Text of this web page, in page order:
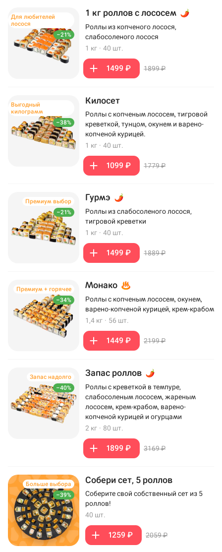
–21%
Для любителей
лосося
1 кг роллов с лососем
Роллы из копченого лосося,
слабосоленого лосося
1 кг · 40 шт.
1499 ₽ 1899 ₽
–38%
Выгодный
килограмм
Килосет
Роллы с копченым лососем, тигровой
креветкой, тунцом, окунем и варено-
копченой курицей.
1 кг · 40 шт.
1099 ₽ 1779 ₽
–21%
Премиум выбор Гурмэ
Роллы из слабосоленого лосося,
тигровой креветки
1 кг · 40 шт.
1499 ₽ 1889 ₽
–34%
Премиум + горячее Монако
Роллы с копченым лососем, окунем,
варено-копченой курицей, крем-крабом
1,4 кг · 56 шт.
1449 ₽ 2199 ₽
–40%
Запас надолго Запас роллов
Роллы с креветкой в темпуре,
слабосоленым лососем, жареным
лососем, крем-крабом, варено-
копченой курицей и огурцами
2 кг · 80 шт.
1899 ₽ 3169 ₽
–39%
Больше выбора Собери сет, 5 роллов
Соберите свой собственный сет из 5
роллов!
40 шт.
1259 ₽ 2059 ₽